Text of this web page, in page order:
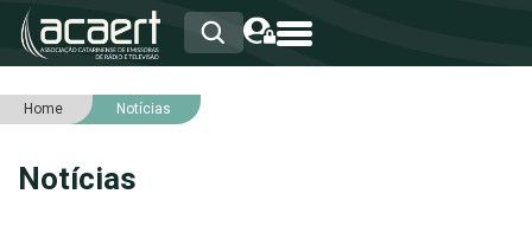
HOME
ASSOCIADOS
Home Notícias
Notícias